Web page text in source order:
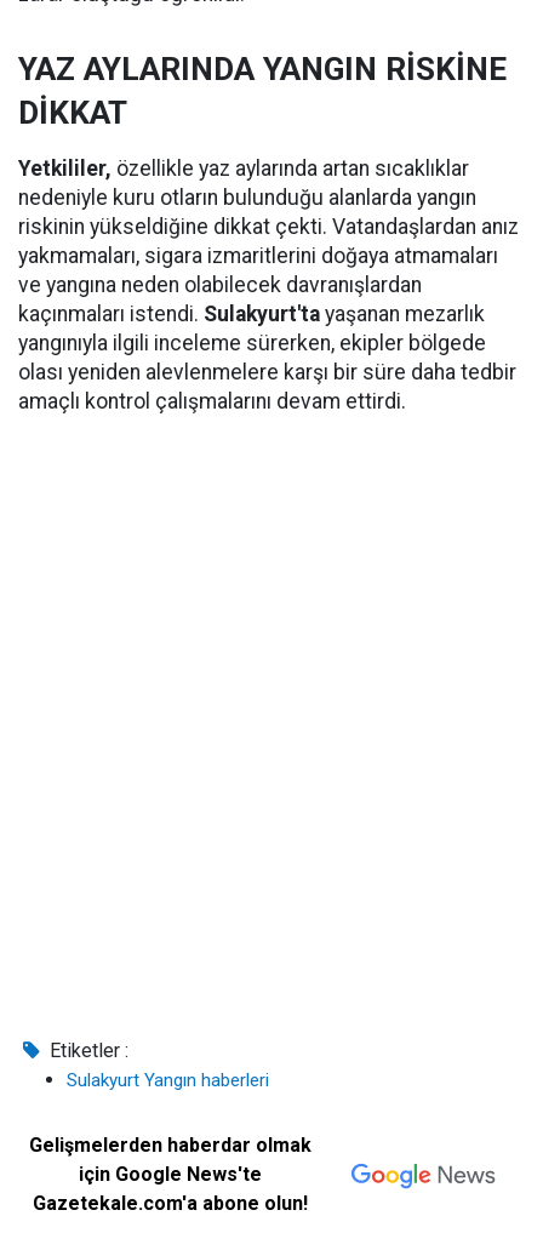
YAZ AYLARINDA YANGIN RİSKİNE
DİKKAT
Yetkililer, özellikle yaz aylarında artan sıcaklıklar
nedeniyle kuru otların bulunduğu alanlarda yangın
riskinin yükseldiğine dikkat çekti. Vatandaşlardan anız
yakmamaları, sigara izmaritlerini doğaya atmamaları
ve yangına neden olabilecek davranışlardan
kaçınmaları istendi. Sulakyurt'ta yaşanan mezarlık
yangınıyla ilgili inceleme sürerken, ekipler bölgede
olası yeniden alevlenmelere karşı bir süre daha tedbir
amaçlı kontrol çalışmalarını devam ettirdi.
Etiketler :
Sulakyurt Yangın haberleri
Gelişmelerden haberdar olmak
için Google News'te
Gazetekale.com'a abone olun!